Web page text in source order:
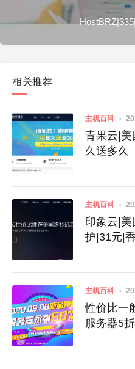
相关推荐
主机百科
青果云|美
久送多久
主机百科
印象云|
护|31元|
主机百科
性价比一
服务器5